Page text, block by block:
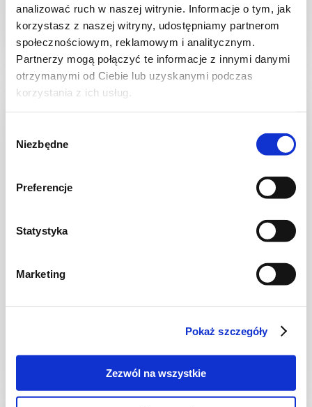
analizować ruch w naszej witrynie. Informacje o tym, jak
korzystasz z naszej witryny, udostępniamy partnerom
społecznościowym, reklamowym i analitycznym.
Partnerzy mogą połączyć te informacje z innymi danymi
otrzymanymi od Ciebie lub uzyskanymi podczas
korzystania z ich usług.
zgody
Niezbędne
Preferencje
Statystyka
Marketing
Pokaż szczegóły
Zezwól na wszystkie
1 godz. 3659 kcal 8
WIDEO
DO 15 MINUT
pomidorkami
430 kcal